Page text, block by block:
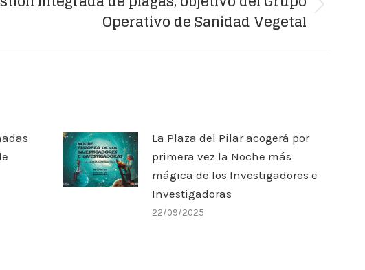
Operativo de Sanidad Vegetal
La Plaza del Pilar acogerá por
primera vez la Noche más
mágica de los Investigadores e
Investigadoras
22/09/2025